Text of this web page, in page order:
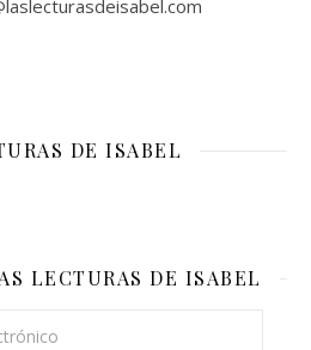
DE ISABEL
LECTURAS DE ISABEL